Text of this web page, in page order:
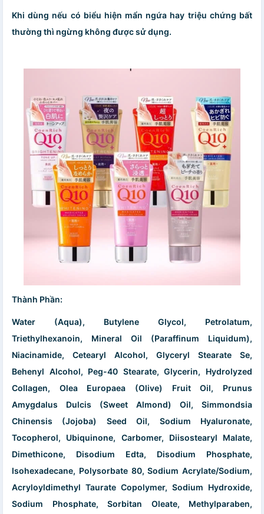
Khi dùng nếu có biểu hiện mẩn ngứa hay triệu chứng bất
thường thì ngừng không được sử dụng.
Thành Phần:
Water (Aqua), Butylene Glycol, Petrolatum,
Triethylhexanoin, Mineral Oil (Paraffinum Liquidum),
Niacinamide, Cetearyl Alcohol, Glyceryl Stearate Se,
Behenyl Alcohol, Peg-40 Stearate, Glycerin, Hydrolyzed
Collagen, Olea Europaea (Olive) Fruit Oil, Prunus
Amygdalus Dulcis (Sweet Almond) Oil, Simmondsia
Chinensis (Jojoba) Seed Oil, Sodium Hyaluronate,
Tocopherol, Ubiquinone, Carbomer, Diisostearyl Malate,
Dimethicone, Disodium Edta, Disodium Phosphate,
Isohexadecane, Polysorbate 80, Sodium Acrylate/Sodium,
Acryloyldimethyl Taurate Copolymer, Sodium Hydroxide,
Sodium Phosphate, Sorbitan Oleate, Methylparaben,